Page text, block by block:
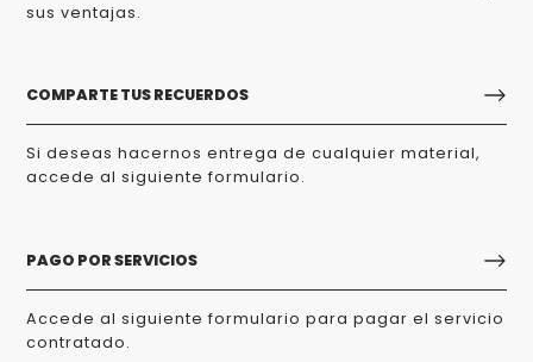
sus ventajas.
COMPARTE TUS RECUERDOS
Si deseas hacernos entrega de cualquier material,
accede al siguiente formulario.
PAGO POR SERVICIOS
Accede al siguiente formulario para pagar el servicio
contratado.